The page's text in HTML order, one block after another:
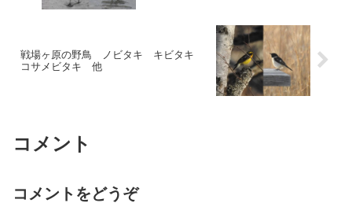
戦場ヶ原の野鳥 ノビタキ キビタキ
コサメビタキ 他
コメント
コメントをどうぞ